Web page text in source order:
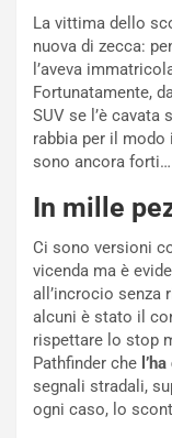
La vittima dello
nuova di zecca:
l’aveva
Fortunatamente,
SUV se l’è cavata
rabbia per il
sono ancora forti…
In mille
Ci sono versioni
vicenda ma è
all’incrocio senza
alcuni è stato il
rispettare lo stop
Pathfinder che
segnali stradali,
ogni caso, lo
a
e
n
z
a
d
e
G
P
d
e
B
a
a
1
E
d
o
n
U
n
E
s
p